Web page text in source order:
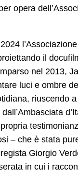
opera
il
nel 2013,
luci e ombre
riuscendo
– che è stata
Giorgio
in cui i